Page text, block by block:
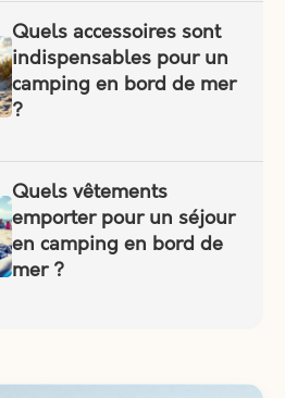
Quels accessoires sont
indispensables pour un
camping en bord de mer
?
Quels vêtements
emporter pour un séjour
en camping en bord de
mer ?